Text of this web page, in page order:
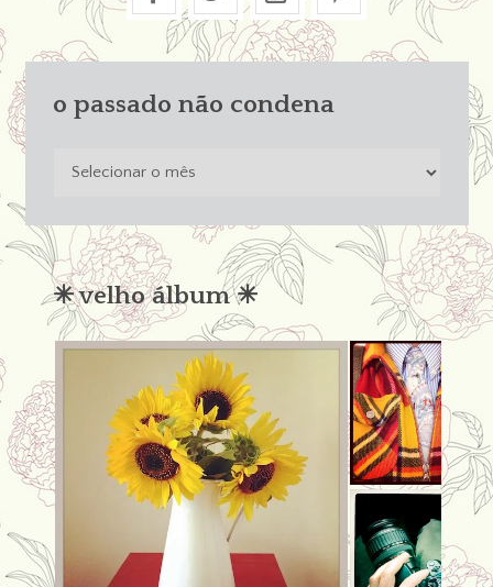
o passado não condena
condena
✳︎ velho álbum ✳︎